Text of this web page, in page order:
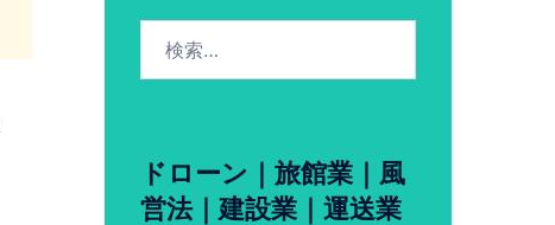
ドローン｜旅館業｜風
営法｜建設業｜運送業